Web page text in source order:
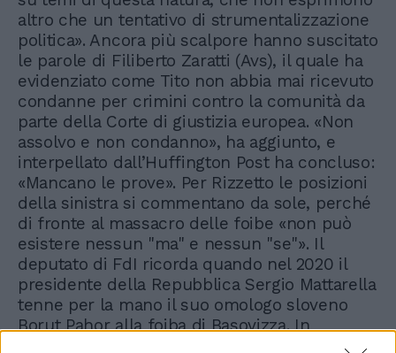
altro che un tentativo di strumentalizzazione
politica». Ancora più scalpore hanno suscitato
le parole di Filiberto Zaratti (Avs), il quale ha
evidenziato come Tito non abbia mai ricevuto
condanne per crimini contro la comunità da
parte della Corte di giustizia europea. «Non
assolvo e non condanno», ha aggiunto, e
interpellato dall’Huffington Post ha concluso:
«Mancano le prove». Per Rizzetto le posizioni
della sinistra si commentano da sole, perché
di fronte al massacro delle foibe «non può
esistere nessun "ma" e nessun "se"». Il
deputato di FdI ricorda quando nel 2020 il
presidente della Repubblica Sergio Mattarella
tenne per la mano il suo omologo sloveno
Borut Pahor alla foiba di Basovizza. In